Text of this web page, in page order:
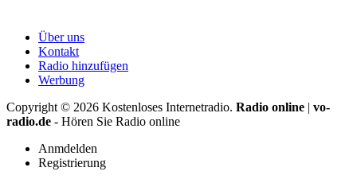
Über uns
Kontakt
Radio hinzufügen
Werbung
Copyright © 2026 Kostenloses Internetradio. Radio online | vo-
radio.de - Hören Sie Radio online
Anmdelden
Registrierung